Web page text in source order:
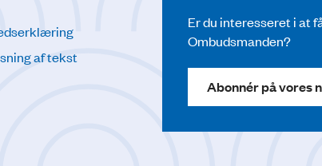
af tekst
Er du interesseret i at
Ombudsmanden?
Abonnér på vores